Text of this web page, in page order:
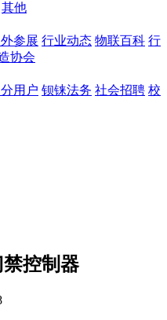
其他
参展 行业动态 物联百科 行
协会
用户 钡铼法务 社会招聘 校
控制器